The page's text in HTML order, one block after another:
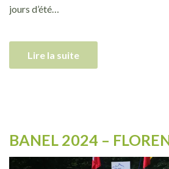
jours d’été…
Lire la suite
BANEL 2024 –